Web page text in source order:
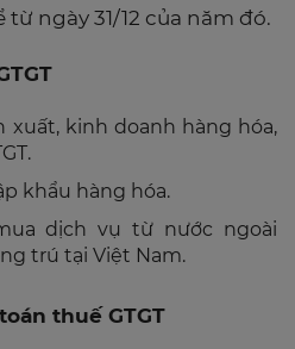
ngày 31/12 của năm đó.
xuất, kinh doanh hàng hóa,
khẩu hàng hóa.
dịch vụ từ nước ngoài
trú tại Việt Nam.
thuế GTGT